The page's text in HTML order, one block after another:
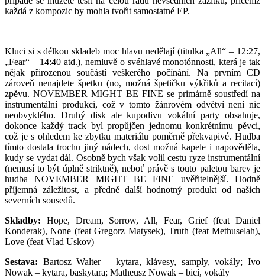
každá z kompozic by mohla tvořit samostatné EP.
Kluci si s délkou skladeb moc hlavu nedělají (titulka „All“ – 12:27,
„Fear“ – 14:40 atd.), nemluvě o svéhlavé monotónnosti, která je tak
nějak přirozenou součástí veškerého počínání. Na prvním CD
zároveň nenajdete špetku (no, možná špetičku výkřiků a recitací)
zpěvu. NOVEMBER MIGHT BE FINE se primárně soustředí na
instrumentální produkci, což v tomto žánrovém odvětví není nic
neobvyklého. Druhý disk ale kupodivu vokální party obsahuje,
dokonce každý track byl propůjčen jednomu konkrétnímu pěvci,
což je s ohledem ke zbytku materiálu poměrně překvapivé. Hudba
tímto dostala trochu jiný nádech, dost možná kapele i napověděla,
kudy se vydat dál. Osobně bych však volil cestu ryze instrumentální
(nemusí to být úplně striktně), neboť právě s touto paletou barev je
hudba NOVEMBER MIGHT BE FINE uvěřitelnější. Hodně
příjemná záležitost, a předně další hodnotný produkt od našich
severních sousedů.
Skladby: Hope, Dream, Sorrow, All, Fear, Grief (feat Daniel
Konderak), None (feat Gregorz Matysek), Truth (feat Methuselah),
Love (feat Vlad Uskov)
Sestava: Bartosz Walter – kytara, klávesy, samply, vokály; Ivo
Nowak – kytara, baskytara; Matheusz Nowak – bicí, vokály